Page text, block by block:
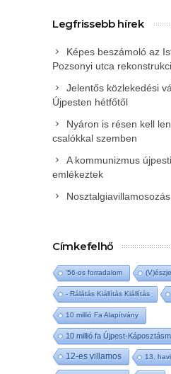
Legfrissebb hírek
Képes beszámoló az
Pozsonyi utca
Jelentős közlekedési
Újpesten hétfőtől
Nyáron is résen kell
csalókkal szemben
A kommunizmus
emlékeztek
Címkefelhő
'56-os forradalom
- Rálátás Kiállítás Kiállítás
10 millió Fa Alapítvány
10 millió fa Újpest-
12-es villamos 13.